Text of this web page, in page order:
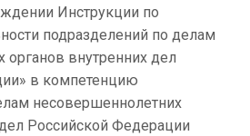
Инструкции по
подразделений по делам
органов внутренних дел
в компетенцию
несовершеннолетних
Российской Федерации